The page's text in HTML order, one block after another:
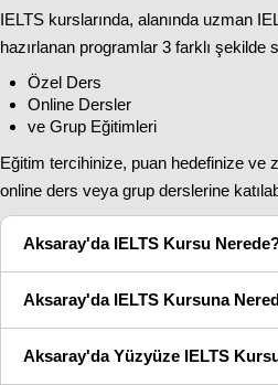
IELTS kurslarında, alanında uzman
hazırlanan programlar 3 farklı şekilde
Özel Ders
Online Dersler
ve Grup Eğitimleri
Eğitim tercihinize, puan hedefinize ve
online ders veya grup derslerine
Aksaray'da IELTS Kursu
Aksaray'da IELTS Kursuna
Aksaray'da Yüzyüze IELTS